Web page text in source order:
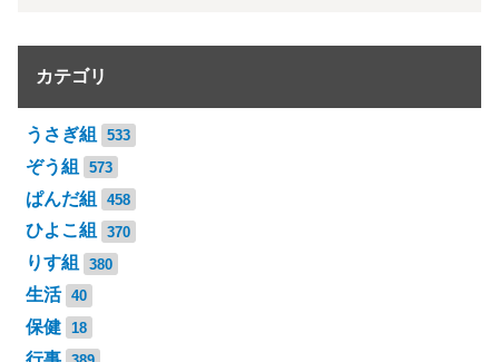
カテゴリ
うさぎ組 533
ぞう組 573
ぱんだ組 458
ひよこ組 370
りす組 380
生活 40
保健 18